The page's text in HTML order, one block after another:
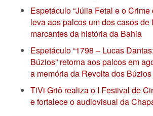
Espetáculo “Júlia Fetal e o Crime
leva aos palcos um dos casos
marcantes da história da Bahia
Espetáculo “1798 – Lucas
Búzios” retorna aos palcos em
a memória da Revolta dos Búzios
TiVi Griô realiza o I Festival de
e fortalece o audiovisual da